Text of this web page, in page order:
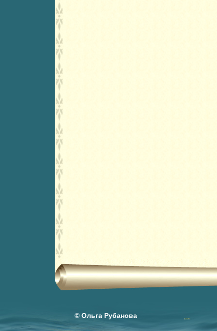
© Ольга Рубанова